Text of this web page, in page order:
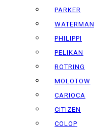
PARKER
WATERMAN
PHILIPPI
PELIKAN
ROTRING
MOLOTOW
CARIOCA
CITIZEN
COLOP